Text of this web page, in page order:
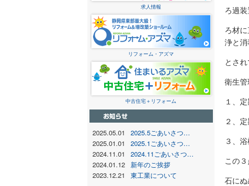
ろ過
ろ材
浄と消
とされ
衛生管
１、
２、
３、
この
石に
求人情報
リフォーム・アズマ
中古住宅＋リフォーム
2025.05.01
2025.5ごあいさつ…
2025.01.01
2025.1ごあいさつ…
2024.11.01
2024.11ごあいさつ…
2024.01.12
新年のご挨拶
2023.12.21
東工業について